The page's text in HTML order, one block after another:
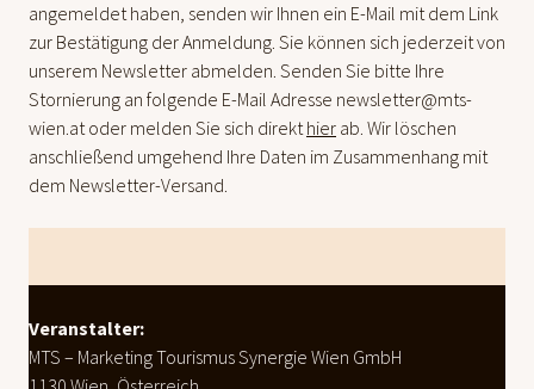
angemeldet haben, senden wir Ihnen ein E-Mail mit dem Link
zur Bestätigung der Anmeldung. Sie können sich jederzeit von
unserem Newsletter abmelden. Senden Sie bitte Ihre
Stornierung an folgende E-Mail Adresse newsletter@mts-
wien.at oder melden Sie sich direkthier ab. Wir löschen
anschließend umgehend Ihre Daten im Zusammenhang mit
dem Newsletter-Versand.
Veranstalter:
MTS – Marketing Tourismus Synergie Wien GmbH